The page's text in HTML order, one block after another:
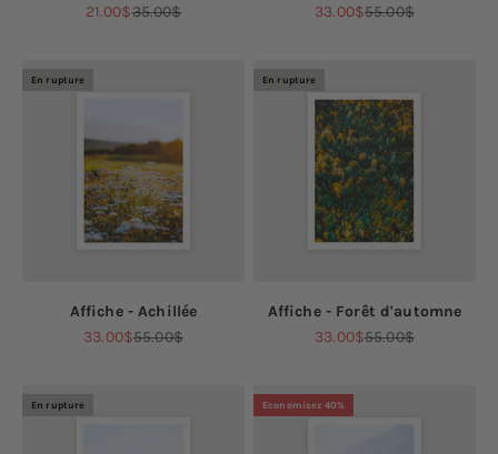
Prix de vente
21.00$Prix normal
35.00$
Prix de vente
33.00$Prix normal
55.00$
En rupture
Affiche - Achillée
Prix de vente
33.00$Prix normal
55.00$
En rupture
Affiche - Forêt d'automne
Prix de vente
33.00$Prix normal
55.00$
En rupture Economisez 40%